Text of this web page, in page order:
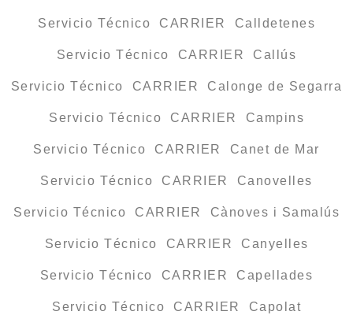
Servicio Técnico CARRIER Calldetenes
Servicio Técnico CARRIER Callús
Servicio Técnico CARRIER Calonge de Segarra
Servicio Técnico CARRIER Campins
Servicio Técnico CARRIER Canet de Mar
Servicio Técnico CARRIER Canovelles
Servicio Técnico CARRIER Cànoves i Samalús
Servicio Técnico CARRIER Canyelles
Servicio Técnico CARRIER Capellades
Servicio Técnico CARRIER Capolat